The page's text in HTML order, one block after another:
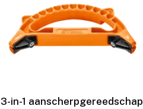
3-in-1 aanscherpgereedschap